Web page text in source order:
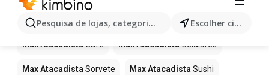
Pesquisa de lojas, categorias,produtos... Escolher cidade
para este termo.
Mais produtos em Max Atacadista
Max Atacadista Café Max Atacadista Celulares
Max Atacadista Sorvete Max Atacadista Sushi